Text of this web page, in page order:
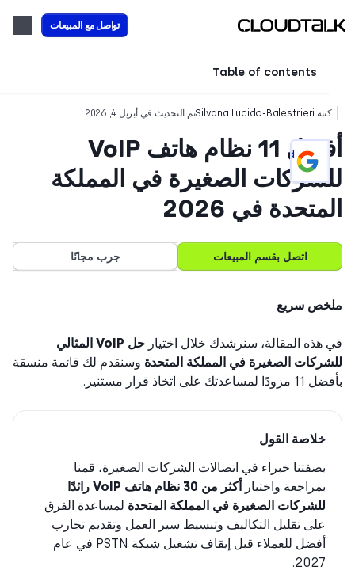
تواصل مع المبيعات
Table of contents
Silvana Lucido-Balestrieriتم التحديث في أبريل 4, 2026
أفضل 11 نظام هاتف VoIP
الصغيرة في المملكة
في 2026
اتصل بقسم المبيعات جرب مجانًا
سريع
هذه المقالة، سنرشدك خلال اختيار
حل VoIP المثالي
الصغيرة في المملكة المتحدةوسنقدم لك قائمة منسقة
على اتخاذ قرار مستنير.
خلاصة القول
بصفتنا خبراء في اتصالات الشركات الصغيرة، قمنا
بمراجعة واختبار
أكثر من 30 نظام هاتف VoIP رائدًا
للشركات الصغيرة في المملكة المتحدةلمساعدة الفرق
على تقليل التكاليف وتبسيط سير العمل وتقديم تجارب
أفضل للعملاء قبل إيقاف تشغيل شبكة PSTN في عام
2027.
Add CloudTalk as a preferred
source on Google